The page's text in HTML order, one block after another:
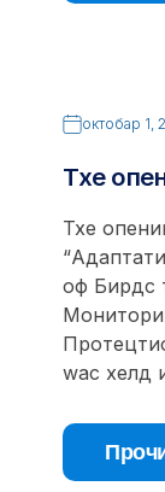
октобар 1,
Тхе
Тхе
оф Бирдс
wас хелд